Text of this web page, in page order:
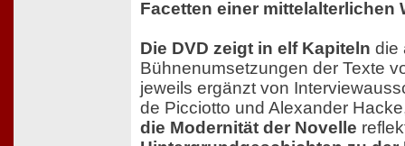
Facetten einer mittelalterlichen
Die DVD zeigt in elf Kapiteln die
Bühnenumsetzungen der Texte
jeweils ergänzt von
de Picciotto und Alexander
die Modernität der Novelle